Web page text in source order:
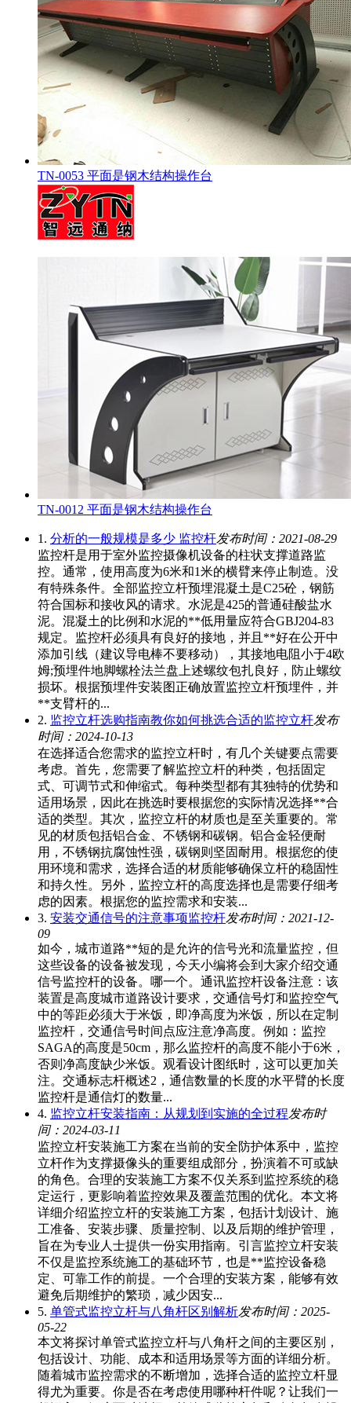
TN-0053 平面是钢木结构操作台
TN-0012 平面是钢木结构操作台
1. 分析的一般规模是多少 监控杆发布时间：2021-08-29
监控杆是用于室外监控摄像机设备的柱状支撑道路监
控。通常，使用高度为6米和1米的横臂来停止制造。没
有特殊条件。全部监控立杆预埋混凝土是C25砼，钢筋
符合国标和接收风的请求。水泥是425的普通硅酸盐水
泥。混凝土的比例和水泥的**低用量应符合GBJ204-83
规定。监控杆必须具有良好的接地，并且**好在公开中
添加引线（建议导电棒不要移动），其接地电阻小于4欧
姆;预埋件地脚螺栓法兰盘上述螺纹包扎良好，防止螺纹
损坏。根据预埋件安装图正确放置监控立杆预埋件，并
**支臂杆的...
2. 监控立杆选购指南教你如何挑选合适的监控立杆发布
时间：2024-10-13
在选择适合您需求的监控立杆时，有几个关键要点需要
考虑。首先，您需要了解监控立杆的种类，包括固定
式、可调节式和伸缩式。每种类型都有其独特的优势和
适用场景，因此在挑选时要根据您的实际情况选择**合
适的类型。其次，监控立杆的材质也是至关重要的。常
见的材质包括铝合金、不锈钢和碳钢。铝合金轻便耐
用，不锈钢抗腐蚀性强，碳钢则坚固耐用。根据您的使
用环境和需求，选择合适的材质能够确保立杆的稳固性
和持久性。另外，监控立杆的高度选择也是需要仔细考
虑的因素。根据您的监控需求和安装...
3. 安装交通信号的注意事项监控杆发布时间：2021-12-
09
如今，城市道路**短的是允许的信号光和流量监控，但
这些设备的设备被发现，今天小编将会到大家介绍交通
信号监控杆的设备。哪一个。通讯监控杆设备注意：该
装置是高度城市道路设计要求，交通信号灯和监控空气
中的等距必须大于米饭，即净高度为米饭，所以在定制
监控杆，交通信号时间点应注意净高度。例如：监控
SAGA的高度是50cm，那么监控杆的高度不能小于6米，
否则净高度缺少米饭。观看设计图纸时，这可以更加关
注。交通标志杆概述2，通信数量的长度的水平臂的长度
监控杆是通信灯的数量...
4. 监控立杆安装指南：从规划到实施的全过程发布时
间：2024-03-11
监控立杆安装施工方案在当前的安全防护体系中，监控
立杆作为支撑摄像头的重要组成部分，扮演着不可或缺
的角色。合理的安装施工方案不仅关系到监控系统的稳
定运行，更影响着监控效果及覆盖范围的优化。本文将
详细介绍监控立杆的安装施工方案，包括计划设计、施
工准备、安装步骤、质量控制、以及后期的维护管理，
旨在为专业人士提供一份实用指南。引言监控立杆安装
不仅是监控系统施工的基础环节，也是**监控设备稳
定、可靠工作的前提。一个合理的安装方案，能够有效
避免后期维护的繁琐，减少因安...
5. 单管式监控立杆与八角杆区别解析发布时间：2025-
05-22
本文将探讨单管式监控立杆与八角杆之间的主要区别，
包括设计、功能、成本和适用场景等方面的详细分析。
随着城市监控需求的不断增加，选择合适的监控立杆显
得尤为重要。你是否在考虑使用哪种杆件呢？让我们一